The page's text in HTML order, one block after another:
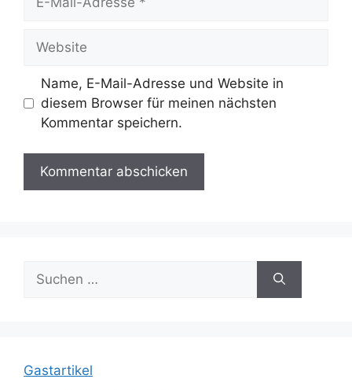
Website
Name, E-Mail-Adresse und Website in
diesem Browser für meinen nächsten
Kommentar speichern.
nach:
Gastartikel